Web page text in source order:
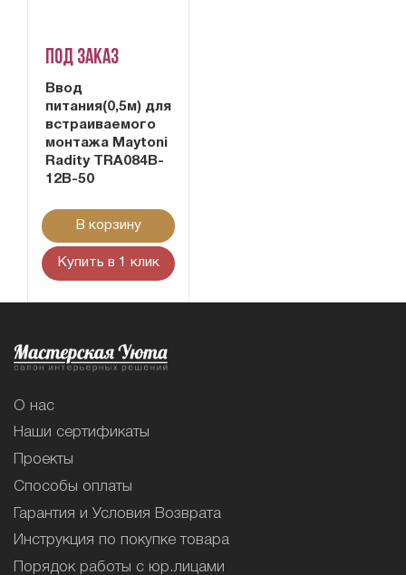
Под заказ
Ввод
питания(0,5м) для
встраиваемого
монтажа Maytoni
Radity TRA084B-
12B-50
В корзину
Купить в 1 клик
О нас
Наши сертификаты
Проекты
Способы оплаты
Гарантия и Условия Возврата
Инструкция по покупке товара
Порядок работы с юр.лицами